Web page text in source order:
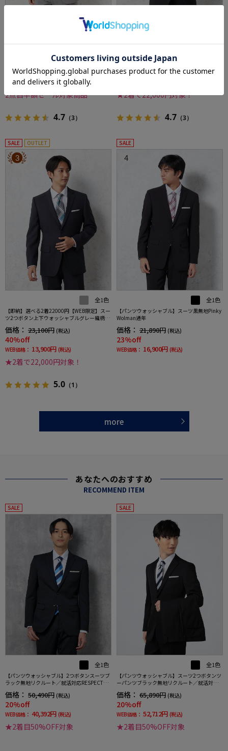
【ウォッシャブル】スリーピーススーツ【ner
72,490円 (税込)
70%off
WEB価格： 21,890円 (税込)
2点目半額セール対象商品
4.7 （3）
【即納】選べる2着22000円【WEB限定】スー
ライプ3シーズン対応
価格：23,100円 (税込)
40%off
★2着で22,000円対象！
4.7 （3）
SALE OUTLET
3
全1色
【即納】選べる2着22000円【WEB限定】スー
ツ2つボタン上下ウォッシャブルグレー織柄無
価格： 23,100円 (税込)
40%off
WEB価格： 13,900円 (税込)
★2着で22,000円対象！
5.0 （1）
SALE
4
全1色
【パンツウォッシャブル】スーツ黒無地Pinky
Wolman通年
価格： 21,890円 (税込)
23%off
WEB価格： 16,900円 (税込)
more
あなたへのおすすめ
RECOMMEND ITEM
SALE
全1色
【パンツウォッシャブル】2つボタンスーツブ
ラック無地リクルート／就活対応RESPECTNE
価格： 50,490円 (税込)
20%off
WEB価格： 40,392円 (税込)
★2着目50%OFF対象
SALE
全1色
【パンツウォッシャブル】スーツ2つボタンツ
ーパンツブラック無地リクルート／就活対応R
ン】
価格： 65,890円 (税込)
20%off
WEB価格： 52,712円 (税込)
★2着目50%OFF対象